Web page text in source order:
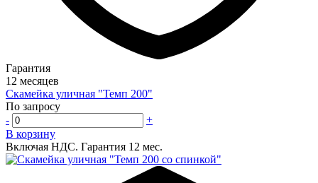
Гарантия
12 месяцев
Скамейка уличная "Темп 200"
По запросу
-
+
В корзину
Включая НДС. Гарантия 12 мес.